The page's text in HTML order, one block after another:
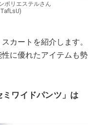
ポリエステルさん
カートを紹介します。
に優れたアイテムも勢
ミワイドパンツ」は